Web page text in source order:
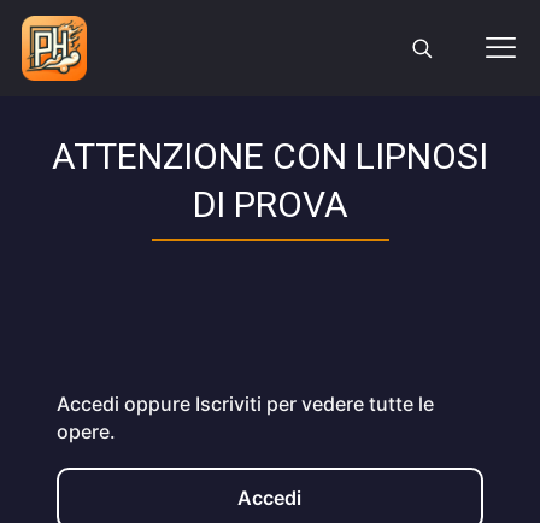
ATTENZIONE CON LIPNOSI
DI PROVA
Accedi oppure Iscriviti per vedere tutte le
opere.
Accedi